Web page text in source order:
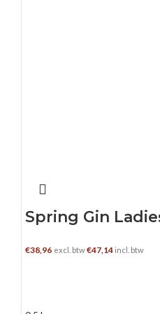
Spring Gin
€38,96 excl. btw€47,14 incl. btw